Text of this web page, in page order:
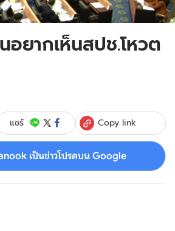
อยากเห็นสปช.โหวต
แชร์ Copy link
เป็นข่าวโปรดบน Google